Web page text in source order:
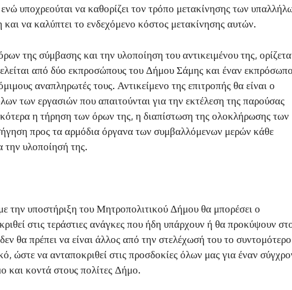
υποχρεούται να καθορίζει τον τρόπο μετακίνησης των
να καλύπτει το ενδεχόμενο κόστος μετακίνησης αυτών.
της σύμβασης και την υλοποίηση του αντικειμένου της,
από δύο εκπροσώπους του Δήμου Σάμης και έναν εκπρόσωπο
αναπληρωτές τους. Αντικείμενο της επιτροπής θα είναι ο
των εργασιών που απαιτούνται για την εκτέλεση της παρούσας
η τήρηση των όρων της, η διαπίστωση της ολοκλήρωσης των
προς τα αρμόδια όργανα των συμβαλλόμενων μερών κάθε
την υλοποίησή της.
την υποστήριξη του Μητροπολιτικού Δήμου θα μπορέσει ο
στις τεράστιες ανάγκες που ήδη υπάρχουν ή θα προκύψουν
θα πρέπει να είναι άλλος από την στελέχωσή του το συντομότερο
ώστε να ανταποκριθεί στις προσδοκίες όλων μας για έναν
και κοντά στους πολίτες Δήμο.